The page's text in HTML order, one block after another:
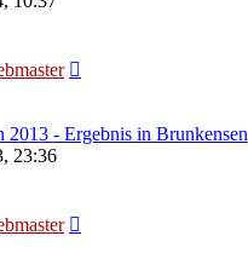
2013 - Ergebnis in Brunkensen
23:36